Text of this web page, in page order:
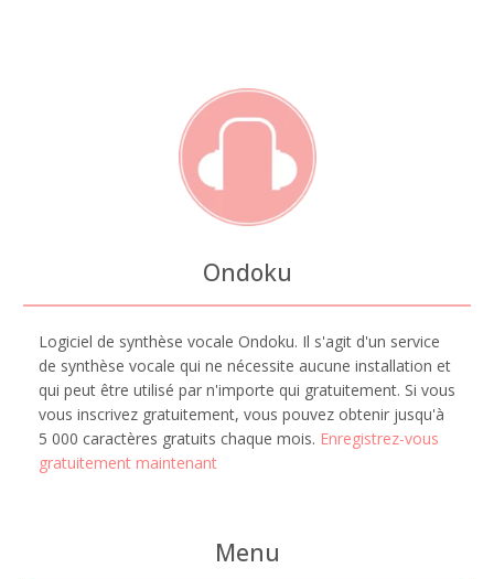
Ondoku
Logiciel de synthèse vocale Ondoku. Il s'agit d'un service
de synthèse vocale qui ne nécessite aucune installation et
qui peut être utilisé par n'importe qui gratuitement. Si vous
vous inscrivez gratuitement, vous pouvez obtenir jusqu'à
5 000 caractères gratuits chaque mois. Enregistrez-vous
gratuitement maintenant
Menu